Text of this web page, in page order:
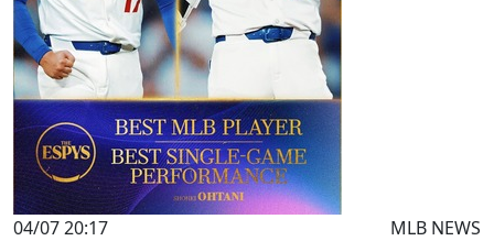
04/07 20:17
MLB NEWS